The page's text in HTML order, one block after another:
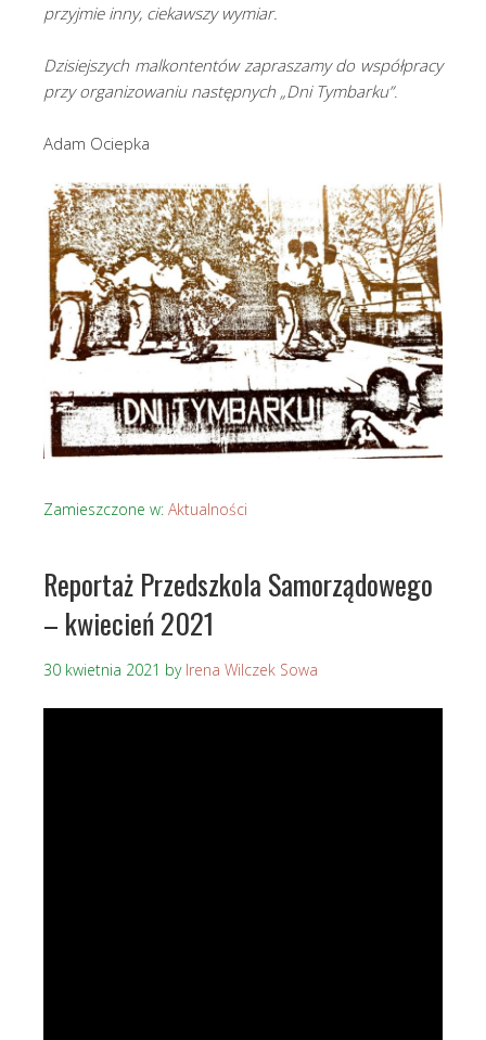
przyjmie inny, ciekawszy wymiar.
Dzisiejszych malkontentów zapraszamy do współpracy
przy organizowaniu następnych „Dni Tymbarku”.
Adam Ociepka
Zamieszczone w: Aktualności
Reportaż Przedszkola Samorządowego
– kwiecień 2021
30 kwietnia 2021 by Irena Wilczek Sowa